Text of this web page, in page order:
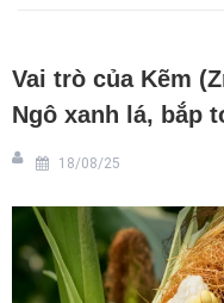
Vai trò của Kẽm
Ngô xanh lá, bắp
18/08/25